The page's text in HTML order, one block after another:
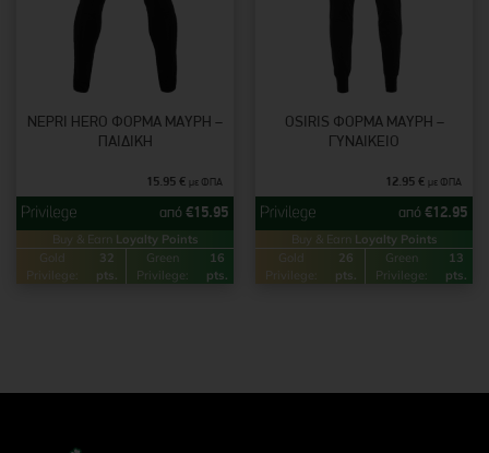
NEPRI HERO ΦΌΡΜΑ ΜΑΎΡΗ –
ΠΑΙΔΙΚΉ
15.95 € με ΦΠΑ
από €15.95
Buy & Earn Loyalty Points
Gold
Privilege:
32
pts.
Green
Privilege:
16
pts.
OSIRIS ΦΌΡΜΑ ΜΑΎΡΗ –
ΓΥΝΑΙΚΕΊΟ
12.95 € με ΦΠΑ
από €12.95
Buy & Earn Loyalty Points
Gold
Privilege:
26
pts.
Green
Privilege:
13
pts.